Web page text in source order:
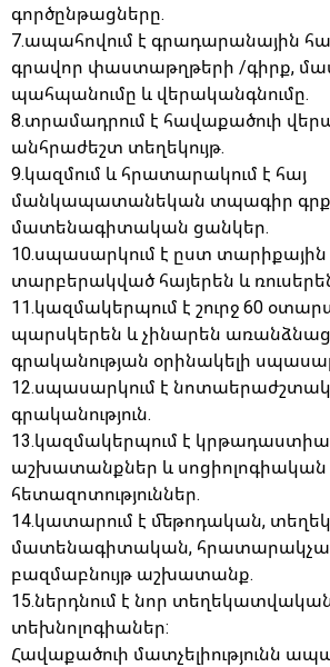
գործընթացները.
7.ապահովում է գրադարանային
գրավոր փաստաթղթերի /գիրք,
պահպանումը և վերականգնումը.
8.տրամադրում է հավաքածուի
անհրաժեշտ տեղեկույթ.
9.կազմում և հրատարակում է հայ
մանկապատանեկան տպագիր գրքի
մատենագիտական ցանկեր.
10.սպասարկում է ըստ
տարբերակված հայերեն և
11.կազմակերպում է շուրջ 60
պարսկերեն և չինարեն
գրականության օրինակելի
12.սպասարկում է
գրականություն.
13.կազմակերպում է
աշխատանքներ և սոցիոլոգիական
հետազոտություններ.
14.կատարում է մեթոդական,
մատենագիտական,
բազմաբնույթ աշխատանք.
15.ներդնում է նոր
տեխնոլոգիաներ:
Հավաքածուի մատչելիությունն